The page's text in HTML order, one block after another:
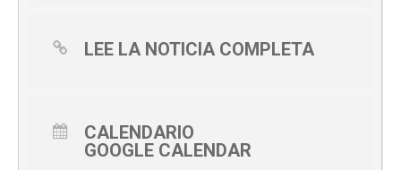
LEE LA NOTICIA COMPLETA
CALENDARIO
GOOGLE CALENDAR